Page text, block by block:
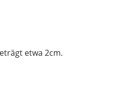
etwa 2cm.